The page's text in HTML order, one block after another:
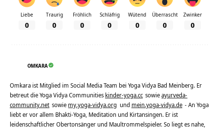
Liebe
0
Traurig
0
Fröhlich
0
Schläfrig
0
Wütend
0
Überrascht
0
Zwinker
0
OMKARA
Omkara ist Mitglied im Social Media Team bei Yoga Vidya Bad Meinberg. Er
betreut die Yoga Vidya Communities kinder-yoga.cc sowieayurveda-
community.net sowie my.yoga-vidya.org und mein.yoga-vidya.de - An Yoga
liebt er vor allem Bhakti-Yoga, Meditation und Kirtansingen. Er ist
leidenschaftlicher Obertonsänger und Maultrommelspieler. So liegt es nahe,